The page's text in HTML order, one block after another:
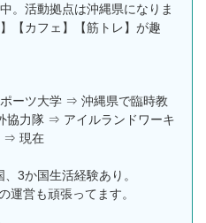
。活動拠点は沖縄県になりま
【カフェ】【筋トレ】が趣
ーツ大学 ⇒ 沖縄県で臨時教
協力隊 ⇒ アイルランドワーキ
⇒ 現在
3か国生活経験あり。
営も頑張ってます。